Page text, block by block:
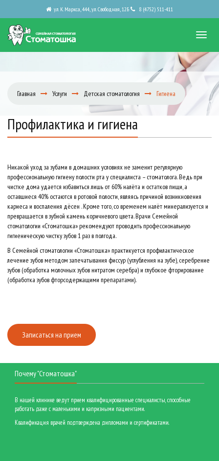
ул. К. Маркса, 444, ул. Свободная, 12Б 8 (4752) 511-411
Главная Услуги Детская стоматология Гигиена
Профилактика и гигиена
Никакой уход за зубами в домашних условиях не заменит регулярную
профессиональную гигиену полости рта у специалиста – стоматолога. Ведь при
чистке дома удается избавиться лишь от 60% налёта и остатков пищи, а
оставшиеся 40% остаются в ротовой полости, являясь причиной возникновения
кариеса и воспаления дёсен . Кроме того, со временем налёт минерализуется и
превращается в зубной камень коричневого цвета. Врачи Семейной
стоматологии «Стоматошка» рекомендуют проводить профессиональную
гигиеническую чистку зубов 1 раз в полгода.
В Семейной стоматологии «Стоматошка» практикуется профилактическое
лечение зубов методом запечатывания фиссур (углубления на зубе), серебрение
зубов (обработка молочных зубов нитратом серебра) и глубокое фторирование
(обработка зубов фторсодержащими препаратами).
Записаться на прием
Почему "Стоматошка"
В нашей клинике ведут прием квалифицированные специалисты, способные
работать даже с маленькими и капризными пациентами.
Квалификация врачей подтверждена дипломами и сертификатами.